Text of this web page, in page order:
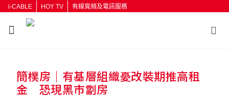
i-CABLE HOY TV 有線寬頻及電訊服務
按輸入鍵開始搜尋
簡樸房｜有基層組織憂改裝期推高租
金 恐現黑市劏房